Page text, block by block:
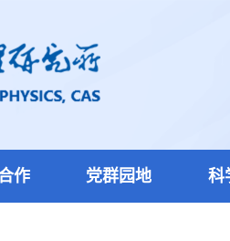
作 党群园地 科